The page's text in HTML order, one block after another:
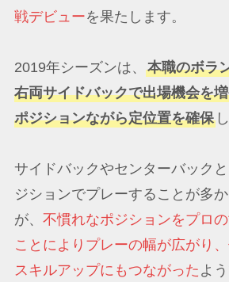
戦デビューを果たします。
2019年シーズンは、 本職のボラ
右両サイドバックで出場機会を
ポジションながら定位置を確保
サイドバックやセンターバック
ジションでプレーすることが多
が、 不慣れなポジションをプロ
ことによりプレーの幅が広がり
スキルアップにもつながった よう